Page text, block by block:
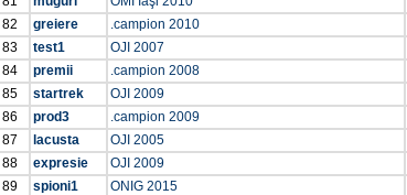
82
greiere .campion 2010
83
test1 OJI 2007
84
premii .campion 2008
85
startrek OJI 2009
86
prod3 .campion 2009
87
lacusta OJI 2005
88
expresie OJI 2009
89
spioni1 ONIG 2015